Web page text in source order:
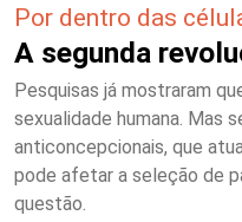
Por dentro das
A segunda
Pesquisas já mostraram
sexualidade humana. Mas
anticoncepcionais, que
pode afetar a seleção de
questão.